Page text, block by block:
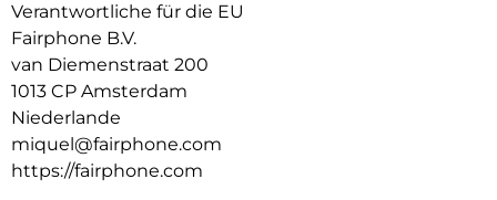
Verantwortliche für die EU
Fairphone B.V.
van Diemenstraat 200
1013 CP Amsterdam
Niederlande
miquel@fairphone.com
https://fairphone.com